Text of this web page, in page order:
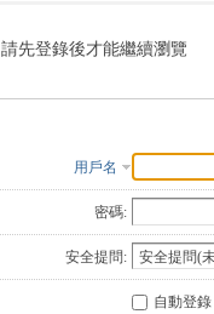
請先登錄後才能繼續瀏覽
用戶名
密碼:
安全提問:
自動登錄